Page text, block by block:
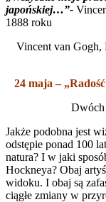
japońskiej…”-
1888 roku
Vincent van Gogh,
24 maja –
Dwóch
Jakże podobna jest
odstępie ponad 100
natura? I w jaki
Hockneya? Obaj
widoku. I obaj są
ciągłe zmiany w